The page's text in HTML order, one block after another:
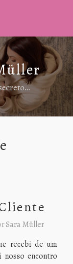
Sara Müller
recebi de um
encontro